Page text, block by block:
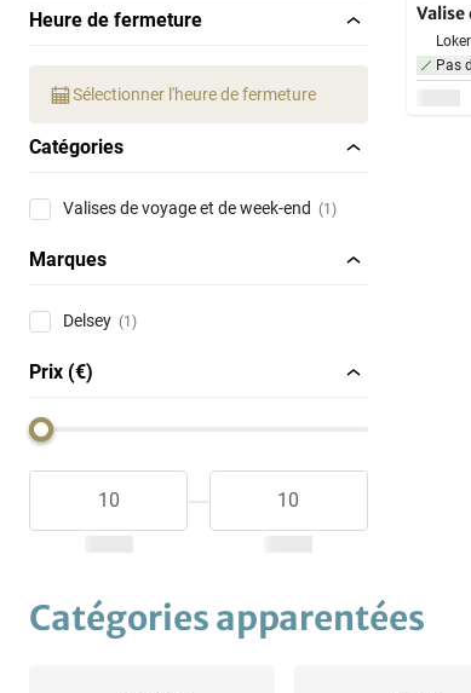
Heure de fermeture
Sélectionner l'heure de fermeture
Catégories
Valises de voyage et de week-end (1)
Marques
Delsey (1)
Prix (€)
Valise
Pas
Catégories apparentées